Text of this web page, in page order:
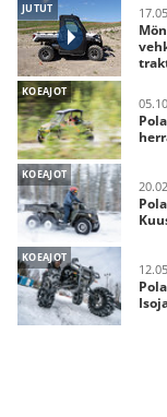
JUTUT
KOEAJOT
KOEAJOT
KOEAJOT